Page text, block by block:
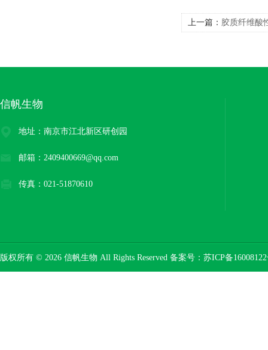
上一篇： 胶质纤维酸
信帆生物
地址：南京市江北新区研创园
邮箱：2409400669@qq.com
传真：021-51870610
版权所有 © 2026 信帆生物 All Rights Reserved 备案号： 苏ICP备